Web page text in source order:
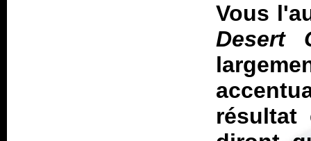
Vous
Desert
résultat